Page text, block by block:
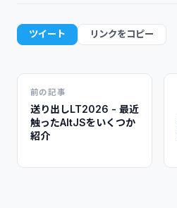
ツイート リンクをコピー
前の記事
送り出しLT2026 - 最近
触ったAltJSをいくつか
紹介